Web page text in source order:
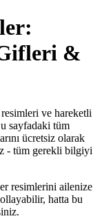
&
ve hareketli
sayfadaki tüm
ücretsiz olarak
- tüm gerekli bilgiyi
resimlerini ailenize
hatta bu